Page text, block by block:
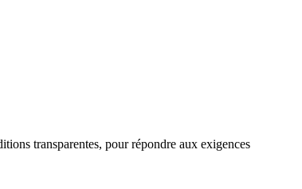
transparentes, pour répondre aux exigences